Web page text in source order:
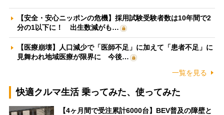
【安全・安心ニッポンの危機】採用試験受験者数は10年間で2
分の1以下に！ 出生数減がも…
【医療崩壊】人口減少で「医師不足」に加えて「患者不足」に
見舞われ地域医療が限界に 今後…
一覧を見る
快適クルマ生活 乗ってみた、使ってみた
【4ヶ月間で受注累計6000台】BEV普及の障壁と